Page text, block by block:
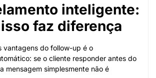
inteligente:
faz diferença
vantagens do follow-up é o
se o cliente responder antes do
mensagem simplesmente não é